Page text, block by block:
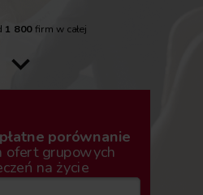
porównanie
ofert grupowych
na życie
1 800firm w całej